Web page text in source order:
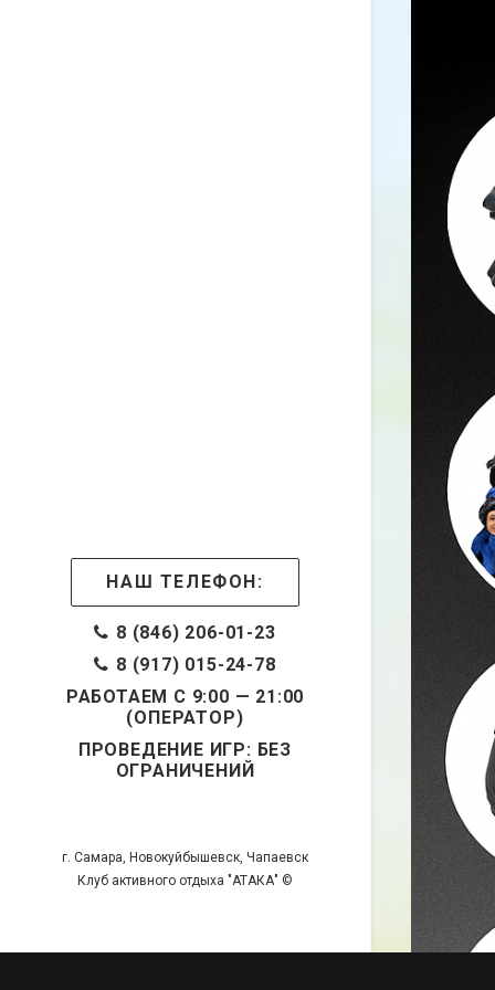
НАШ ТЕЛЕФОН:
8 (846) 206-01-23
8 (917) 015-24-78
РАБОТАЕМ С 9:00 — 21:00
(ОПЕРАТОР)
ПРОВЕДЕНИЕ ИГР: БЕЗ
ОГРАНИЧЕНИЙ
г. Самара, Новокуйбышевск, Чапаевск
Клуб активного отдыха "АТАКА" ©